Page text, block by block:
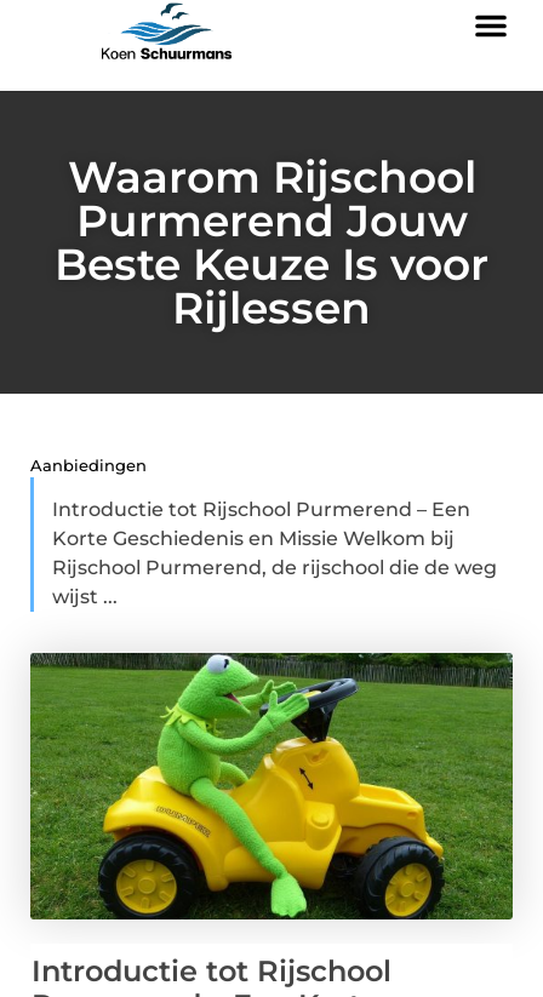
Waarom Rijschool
Purmerend Jouw
Beste Keuze Is voor
Rijlessen
Aanbiedingen
Introductie tot Rijschool Purmerend – Een
Korte Geschiedenis en Missie Welkom bij
Rijschool Purmerend, de rijschool die de weg
wijst ...
Introductie tot Rijschool